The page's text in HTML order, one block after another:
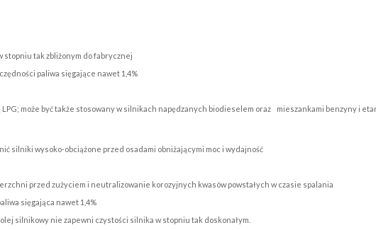
tak zbliżonym do fabrycznej
paliwa sięgające nawet 1,4%
może być także stosowany w silnikach napędzanych biodieselem oraz mieszankami benzyny i
silniki wysoko-obciążone przed osadami obniżającymi moc i wydajność
przed zużyciem i neutralizowanie korozyjnych kwasów powstałych w czasie spalania
sięgająca nawet 1,4%
silnikowy nie zapewni czystości silnika w stopniu tak doskonałym.